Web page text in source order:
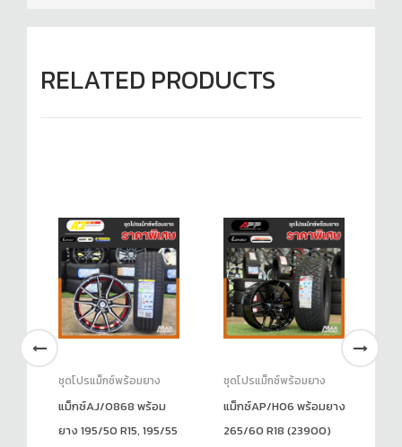
RELATED PRODUCTS
ชุดโปรแม็กซ์พร้อมยาง
แม็กซ์AJ/0868 พร้อม
ยาง 195/50 R15, 195/55
ชุดโปรแม็กซ์พร้อมยาง
แม็กซ์AP/H06 พร้อมยาง
265/60 R18 (23900)